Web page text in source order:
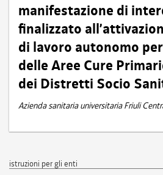
manifestazione di
finalizzato
di lavoro autonomo
delle Aree Cure
dei Distretti Socio
Azienda sanitaria universitaria Friuli
istruzioni per gli enti